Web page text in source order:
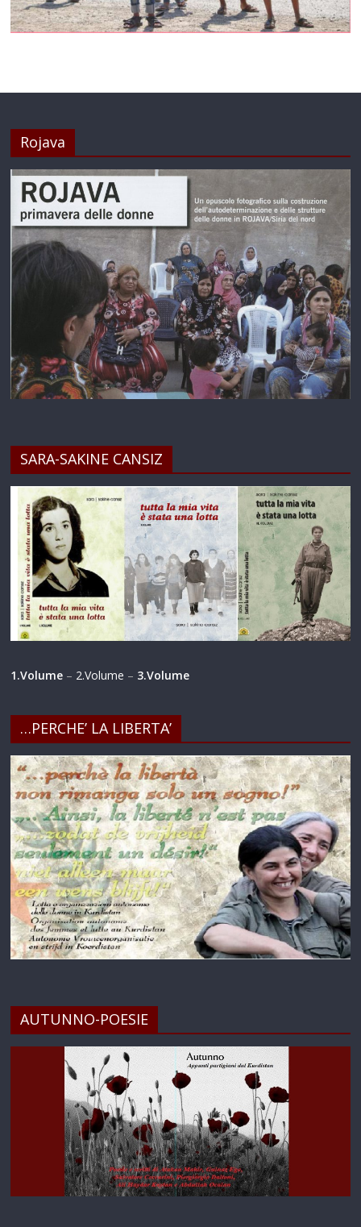
Rojava
SARA-SAKINE CANSIZ
1.Volume – 2.Volume – 3.Volume
…PERCHE’ LA LIBERTA’
AUTUNNO-POESIE